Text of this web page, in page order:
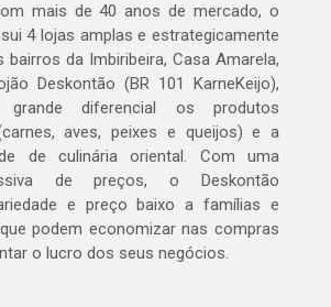
mais de 40 anos de mercado, o
4 lojas amplas e estrategicamente
bairros da Imbiribeira, Casa Amarela,
Deskontão (BR 101 KarneKeijo),
diferencial os produtos
aves, peixes e queijos) e a
de culinária oriental. Com uma
de preços, o Deskontão
e preço baixo a famílias e
podem economizar nas compras
o lucro dos seus negócios.